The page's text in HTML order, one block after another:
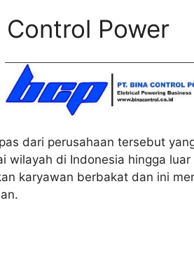
Control Power
dari perusahaan tersebut
wilayah di Indonesia hingga luar
karyawan berbakat dan ini